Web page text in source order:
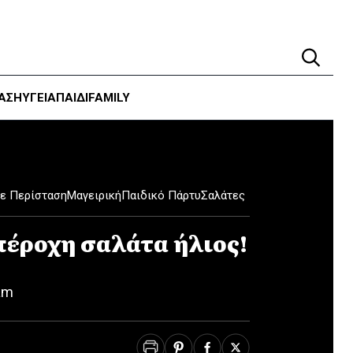
ΥΓΕΊΑΠΑΙΔΙFAMILY
ΠερίστασηΜαγειρικήΠαιδικό ΠάρτυΣαλάτες
σαλάτα ήλιος!